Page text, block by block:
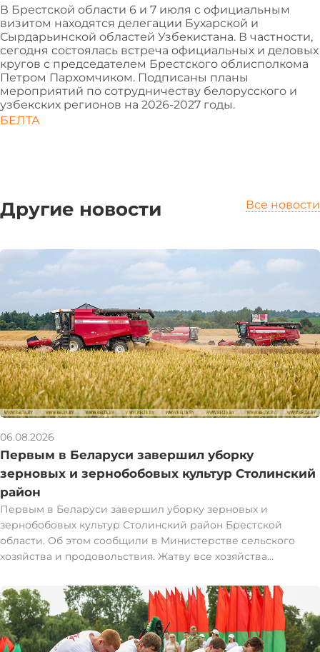
В Брестской области 6 и 7 июля с официальным
визитом находятся делегации Бухарской и
Сырдарьинской областей Узбекистана. В частности,
сегодня состоялась встреча официальных и деловых
кругов с председателем Брестского облисполкома
Петром Пархомчиком. Подписаны планы
мероприятий по сотрудничеству белорусского и
узбекских регионов на 2026-2027 годы.
БЕЛТА
Другие новости Все новости
06.08.2026
Первым в Беларуси завершил уборку
зерновых и зернобобовых культур Столинский
район
Первым в Беларуси завершил уборку зерновых и
зернобобовых культур Столинский район Брестской
области. Об этом сообщили в Министерстве сельского
хозяйства и продовольствия. Жатву все хозяйства
"Валовой сбор зерна в общий каравай составил 120 тыс. т
при урожайности 53,7 ц/га. К 2025 году прибавили 9,4 тыс. т
и 1,4 ц/га", - рассказали в Минсельхозпроде. Следом за
Столинским районом жатву завершили в Жабинковском